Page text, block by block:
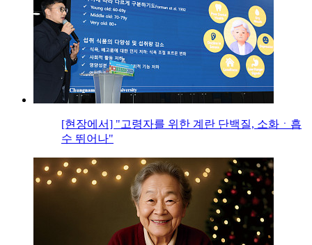
[현장에서] "고령자를 위한 계란 단백질, 소화ㆍ흡
수 뛰어나"